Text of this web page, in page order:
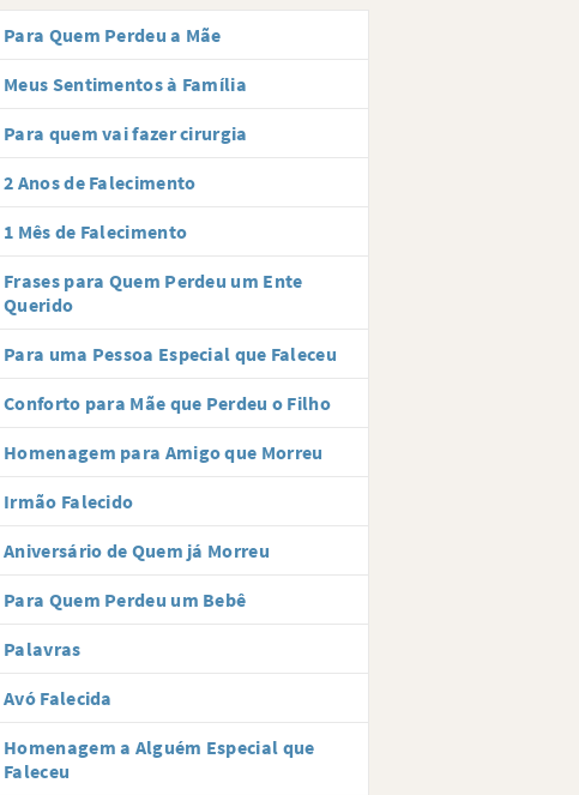
Para Quem Perdeu a Mãe
Meus Sentimentos à Família
Para quem vai fazer cirurgia
2 Anos de Falecimento
1 Mês de Falecimento
Frases para Quem Perdeu um Ente
Querido
Para uma Pessoa Especial que Faleceu
Conforto para Mãe que Perdeu o Filho
Homenagem para Amigo que Morreu
Irmão Falecido
Aniversário de Quem já Morreu
Para Quem Perdeu um Bebê
Palavras
Avó Falecida
Homenagem a Alguém Especial que
Faleceu